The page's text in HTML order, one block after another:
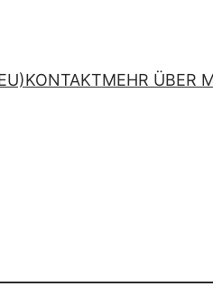
KONTAKTMEHR ÜBER